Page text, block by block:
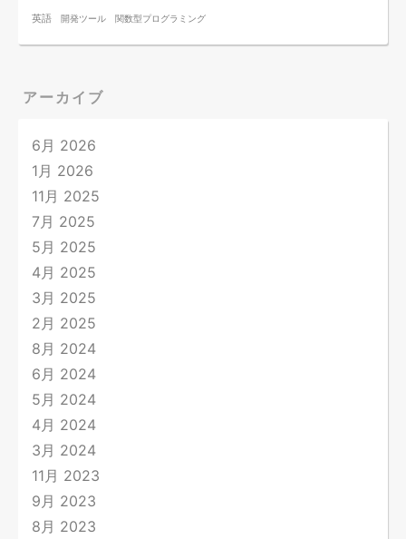
英語 開発ツール 関数型プログラミング
アーカイブ
6月 2026
1月 2026
11月 2025
7月 2025
5月 2025
4月 2025
3月 2025
2月 2025
8月 2024
6月 2024
5月 2024
4月 2024
3月 2024
11月 2023
9月 2023
8月 2023